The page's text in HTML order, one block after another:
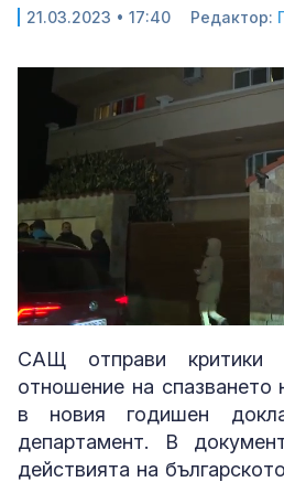
21.03.2023 • 17:40 Редактор:
Unmute
САЩ отправи критики
отношение на спазването
в новия годишен
департамент. В
действията на